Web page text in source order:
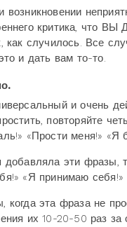
возникновении
критика,
как случилось. Все
и дать вам то-то.
и очень
повторяйте
«Прости меня!» «Я
эти фразы,
«Я принимаю
когда эта фраза не
их 10-20-50 раз